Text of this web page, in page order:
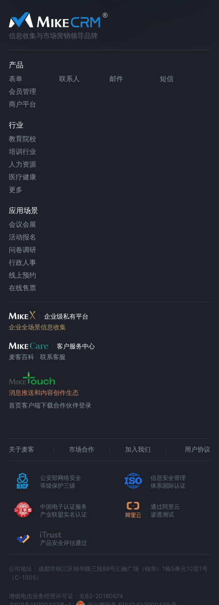
信息收集与市场营销领导品牌
产品
表单 联系人 邮件
短信
会员管理
商户平台
行业
教育院校
培训行业
人力资源
医疗健康
更多
应用场景
会议会展
活动报名
问卷调研
行政人事
线上预约
在线售票
企业级私有平台
企业全场景信息收集
客户服务中心
麦客百科
联系客服
消息推送和内容创作生态
首页客户端下载合作伙伴登录
关于麦客 市场合作 加入我们 用户协议
公安部网络安全
等级保护三级
信息安全管理
体系国际认证
中国电子认证服务
产业联盟实名认证
通过阿里云
渗透测试
产品安全评估通过
公司地址：成都市锦江区锦华路三段88号汇融广场（锦华）1栋5单元10层1号
（C-1005）
增值电信业务经营许可证：京B2-20180674